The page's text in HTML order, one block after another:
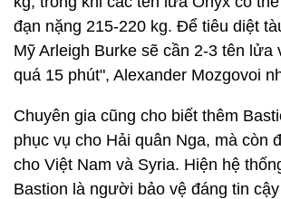
đạn nặng 215-220 kg. Để tiêu diệt
Mỹ Arleigh Burke sẽ cần 2-3 tên lửa
quá 15 phút", Alexander Mozgovoi
Chuyên gia cũng cho biết thêm
phục vụ cho Hải quân Nga, mà còn
cho Việt Nam và Syria. Hiện hệ
Bastion là người bảo vệ đáng tin